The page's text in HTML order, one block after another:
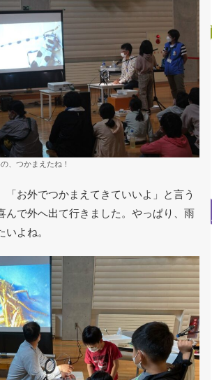
、つかまえたね！
「お外でつかまえてきていいよ」と言う
んで外へ出て行きました。やっぱり、雨
よね。